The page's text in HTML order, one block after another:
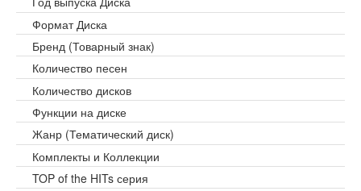
Формат Диска
Бренд (Товарный знак)
Количество песен
Количество дисков
Функции на диске
Жанр (Тематический диск)
Комплекты и Коллекции
TOP of the HITs серия